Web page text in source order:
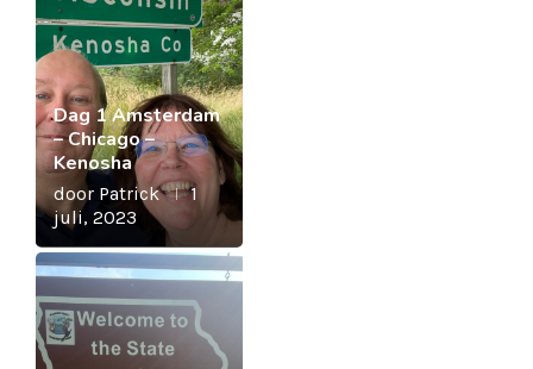
Dag 1 Amsterdam
– Chicago –
Kenosha
door Patrick
1
juli, 2023